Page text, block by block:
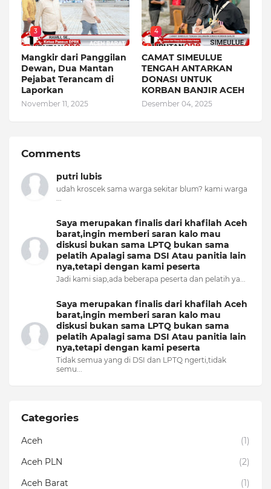
3
Mangkir dari Panggilan
Dewan, Dua Mantan
Pejabat Terancam di
Laporkan
November 11, 2025
4
CAMAT SIMEULUE
TENGAH ANTARKAN
DONASI UNTUK
KORBAN BANJIR ACEH
Desember 04, 2025
Comments
putri lubis
udah kroscek sama warga sekitar blum? kami warga
Saya merupakan finalis dari khafilah Aceh
barat,ingin memberi saran kalo mau
diskusi bukan sama LPTQ bukan sama
pelatih Apalagi sama DSI Atau panitia lain
nya,tetapi dengan kami peserta
Jadi kami siap,ada beberapa peserta dan pelatih ya...
Saya merupakan finalis dari khafilah Aceh
barat,ingin memberi saran kalo mau
diskusi bukan sama LPTQ bukan sama
pelatih Apalagi sama DSI Atau panitia lain
nya,tetapi dengan kami peserta
Tidak semua yang di DSI dan LPTQ ngerti,tidak
semu...
Categories
Aceh
(1)
Aceh PLN
(2)
Aceh Barat
(1)